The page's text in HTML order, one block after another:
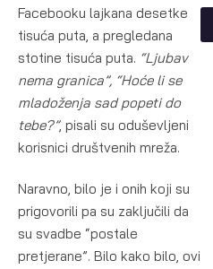
Facebooku lajkana desetke
tisuća puta, a pregledana
stotine tisuća puta. “Ljubav
nema granica”, “Hoće li se
mladoženja sad popeti do
tebe?”, pisali su oduševljeni
korisnici društvenih mreža.
Naravno, bilo je i onih koji su
prigovorili pa su zaključili da
su svadbe “postale
pretjerane”. Bilo kako bilo, ovi